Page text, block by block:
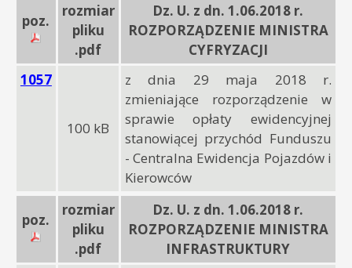
poz.
rozmiar
pliku
.pdf
Dz. U. z dn. 1.06.2018 r.
ROZPORZĄDZENIE MINISTRA
CYFRYZACJI
1057
100 kB
z dnia 29 maja 2018 r.
zmieniające rozporządzenie w
sprawie opłaty ewidencyjnej
stanowiącej przychód Funduszu
- Centralna Ewidencja Pojazdów i
Kierowców
poz.
rozmiar
pliku
.pdf
Dz. U. z dn. 1.06.2018 r.
ROZPORZĄDZENIE MINISTRA
INFRASTRUKTURY